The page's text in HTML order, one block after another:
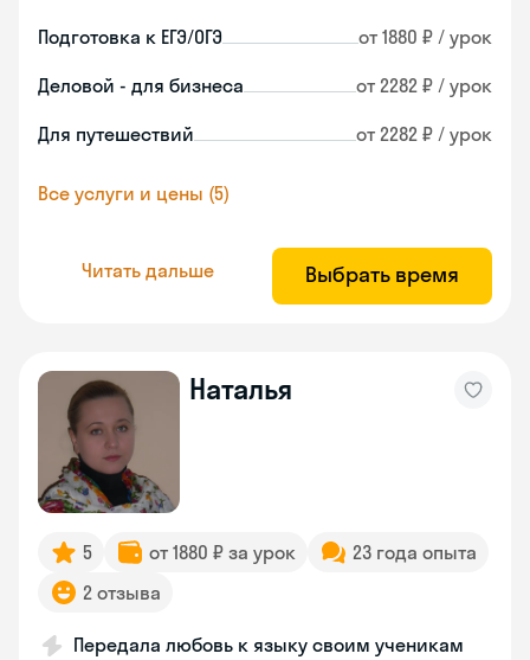
Подготовка к ЕГЭ/ОГЭ от 1880 ₽ / урок
Деловой - для бизнеса от 2282 ₽ / урок
Для путешествий от 2282 ₽ / урок
Все услуги и цены (5)
Читать дальше Выбрать время
Наталья
5 от 1880 ₽ за урок
23 года опыта
2 отзыва
Передала любовь к языку своим ученикам